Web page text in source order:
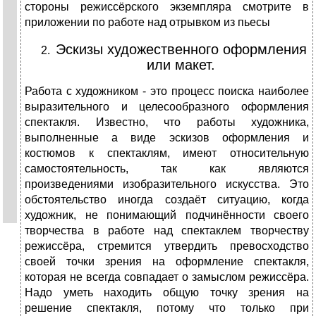
стороны режиссёрского экземпляра смотрите в
приложении по работе над отрывком из пьесы
Эскизы художественного оформления
или макет.
Работа с художником - это процесс поиска наиболее
выразительного и целесообразного оформления
спектакля. Известно, что работы художника,
выполненные а виде эскизов оформления и
костюмов к спектаклям, имеют относительную
самостоятельность, так как являются
произведениями изобразительного искусства. Это
обстоятельство иногда создаёт ситуацию, когда
художник, не понимающий подчинённости своего
творчества в работе над спектаклем творчеству
режиссёра, стремится утвердить превосходство
своей точки зрения на оформление спектакля,
которая не всегда совпадает о замыслом режиссёра.
Надо уметь находить общую точку зрения на
решение спектакля, потому что только при